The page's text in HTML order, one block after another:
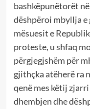
bashkëpunëtorët
dëshpëroi mbyllja e
mësuesit e
proteste, u shfaq
përgjegjshëm për
gjithçka atëherë ra
qenë mes këtij
dhembjen dhe